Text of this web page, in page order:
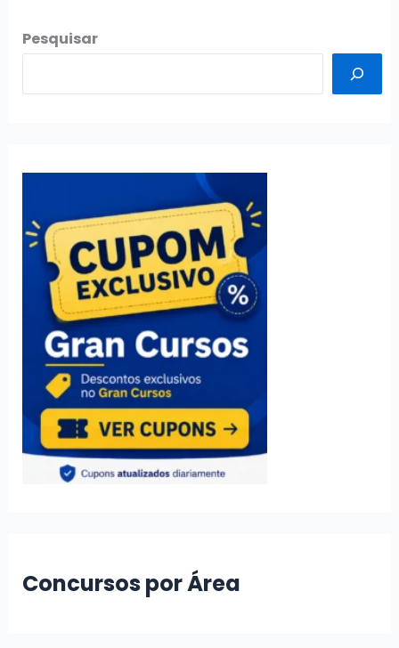
Pesquisar
Concursos por Área